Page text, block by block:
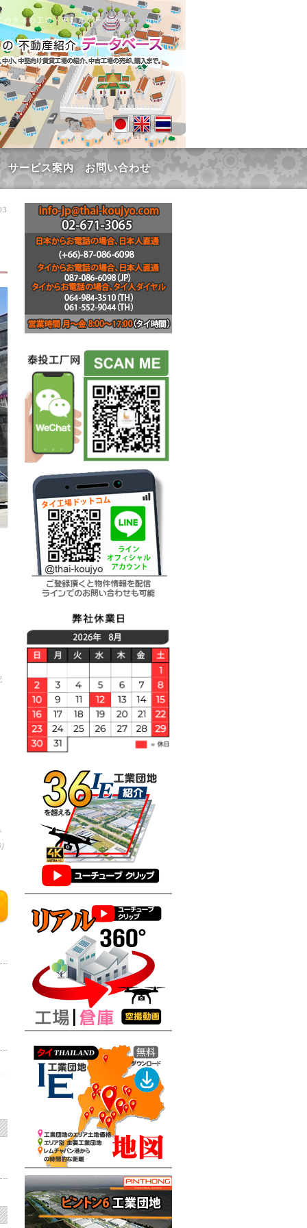
タイの工場・不動産データベース
サービス案内 お問い合わせ